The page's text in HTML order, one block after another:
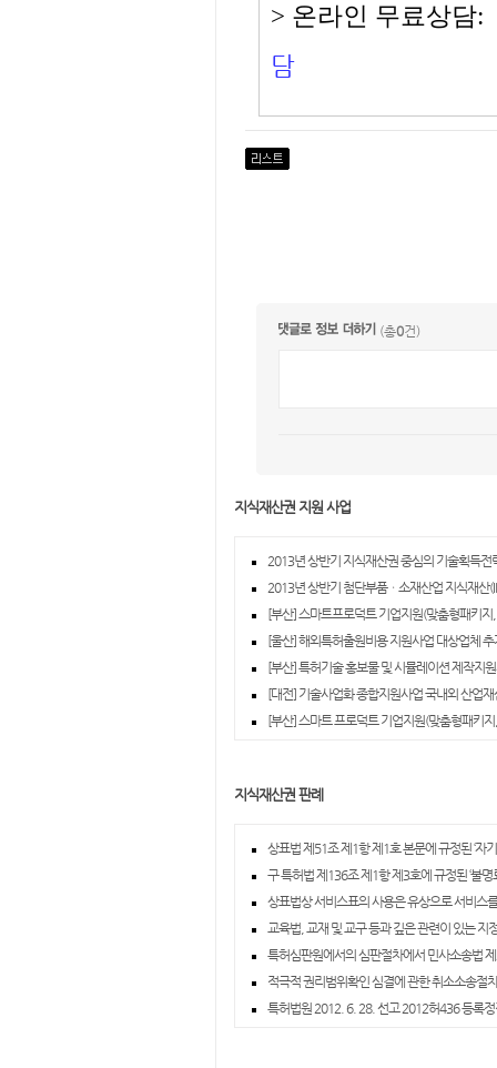
> 온라인 무료상담:
담
(총0건)
지식재산권 지원 사업
2013년 상반기 지식재산권 중심의 기술획득전
2013년 상반기 첨단부품ㆍ소재산업 지식재산
[부산] 스마트프로덕트 기업지원(맞춤형패키지
[울산] 해외특허출원비용 지원사업 대상업체
[부산] 특허기술 홍보물 및 시뮬레이션 제작지
[대전] 기술사업화 종합지원사업 국내외 산업
[부산] 스마트 프로덕트 기업지원(맞춤형패키
지식재산권 판례
상표법 제51조 제1항 제1호 본문에 규정된 ‘자기
구 특허법 제136조 제1항 제3호에 규정된 ‘불명
상표법상 서비스표의 사용은 유상으로 서비스
교육법, 교재 및 교구 등과 깊은 관련이 있는 지
특허심판원에서의 심판절차에서 민사소송법
적극적 권리범위확인 심결에 관한 취소소송절
특허법원 2012. 6. 28. 선고 2012허436 등록정